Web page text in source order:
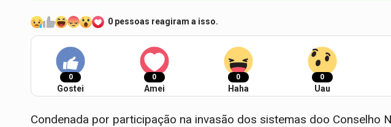
0 pessoas reagiram a isso.
0
Gostei
0
Amei
0
Haha
0
Uau
Condenada por participação na invasão dos sistemas doo Conselho